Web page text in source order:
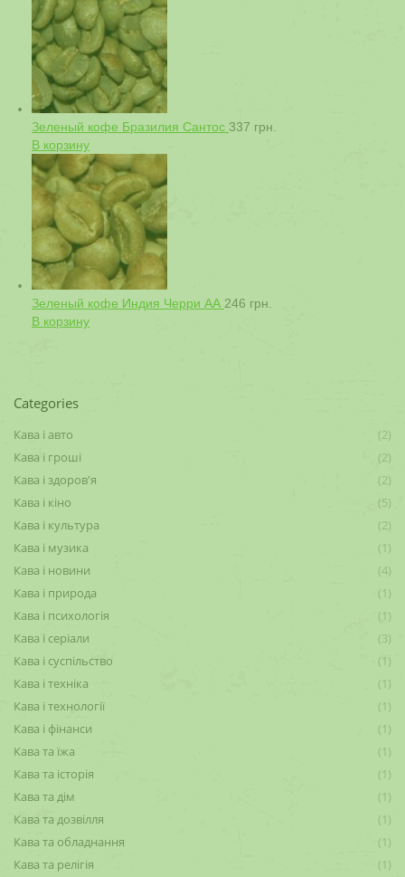
Зеленый кофе Бразилия Сантос 337 грн.
В корзину
Зеленый кофе Индия Черри АА 246 грн.
В корзину
Categories
Кава і авто
(2)
Кава і гроші
(2)
Кава і здоров'я
(2)
Кава і кіно
(5)
Кава і культура
(2)
Кава і музика
(1)
Кава і новини
(4)
Кава і природа
(1)
Кава і психологія
(1)
Кава і серіали
(3)
Кава і суспільство
(1)
Кава і техніка
(1)
Кава і технології
(1)
Кава і фінанси
(1)
Кава та їжа
(1)
Кава та історія
(1)
Кава та дім
(1)
Кава та дозвілля
(1)
Кава та обладнання
(1)
Кава та релігія
(1)